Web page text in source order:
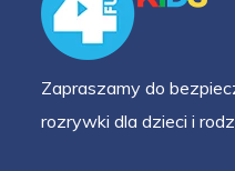
Zapraszamy do
rozrywki dla dzieci i